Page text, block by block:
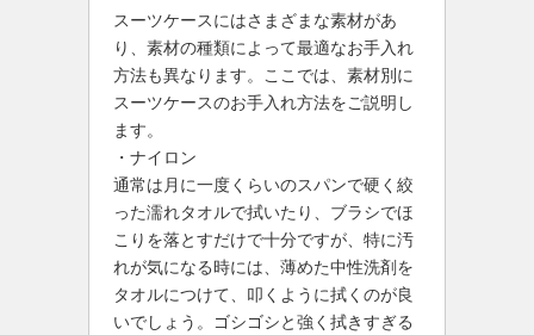
スーツケースにはさまざまな素材があ
り、素材の種類によって最適なお手入れ
方法も異なります。ここでは、素材別に
スーツケースのお手入れ方法をご説明し
ます。
・ナイロン
通常は月に一度くらいのスパンで硬く絞
った濡れタオルで拭いたり、ブラシでほ
こりを落とすだけで十分ですが、特に汚
れが気になる時には、薄めた中性洗剤を
タオルにつけて、叩くように拭くのが良
いでしょう。ゴシゴシと強く拭きすぎる